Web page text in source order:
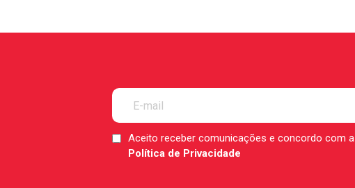
LGPDAceito receber comunicações e concordo com a
Política de Privacidade